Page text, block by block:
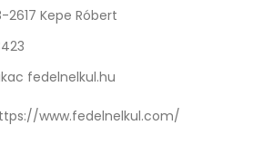
Kepe Róbert
fedelnelkul.hu
www.fedelnelkul.com/